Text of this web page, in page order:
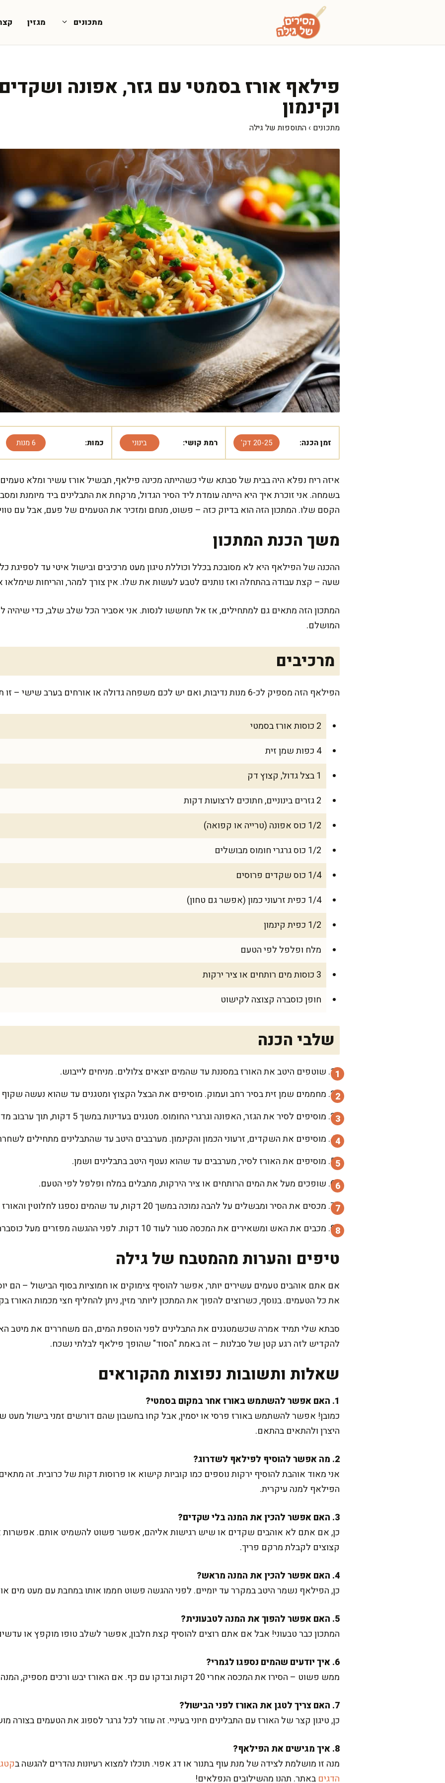
מתכונים מגזין
פילאף אורז בסמטי עם גזר, אפונה
וקינמון
מתכונים › התוספות של גילה
זמן הכנה: 20-25 דק' רמת קושי: בינוני כמות: 6 מנות
איזה ריח נפלא היה בבית של סבתא שלי כשהייתה מכינה פילאף, תבשיל אורז עשיר ומלא
בשמחה. אני זוכרת איך היא הייתה עומדת ליד הסיר הגדול, מרקחת את התבלינים ביד מיומנת
הקסם שלו. המתכון הזה הוא בדיוק כזה – פשוט, מנחם ומזכיר את הטעמים של פעם, אבל עם
משך הכנת המתכון
ההכנה של הפילאף היא לא מסובכת בכלל וכוללת טיגון מעט מרכיבים ובישול איטי עד לספיגת
שעה – קצת עבודה בהתחלה ואז נותנים לטבע לעשות את שלו. אין צורך למהר, והריחות
המתכון הזה מתאים גם למתחילים, אז אל תחששו לנסות. אני אסביר הכל שלב שלב, כדי שיהיה
המושלם.
מרכיבים
הפילאף הזה מספיק לכ-6 מנות נדיבות, ואם יש לכם משפחה גדולה או אורחים בערב שישי – זו תוספת מפנקת שתתאים לכולם.
2 כוסות אורז בסמטי
4 כפות שמן זית
1 בצל גדול, קצוץ דק
2 גזרים בינוניים, חתוכים לרצועות דקות
1/2 כוס אפונה (טרייה או קפואה)
1/2 כוס גרגרי חומוס מבושלים
1/4 כוס שקדים פרוסים
1/4 כפית זרעוני כמון (אפשר גם טחון)
1/2 כפית קינמון
מלח ופלפל לפי הטעם
3 כוסות מים רותחים או ציר ירקות
חופן כוסברה קצוצה לקישוט
שלבי הכנה
שוטפים היטב את האורז במסננת עד שהמים יוצאים צלולים. מניחים לייבוש.
מחממים שמן זית בסיר רחב ועמוק. מוסיפים את הבצל הקצוץ ומטגנים עד שהוא נעשה שקוף
מוסיפים לסיר את הגזר, האפונה וגרגרי החומוס. מטגנים בעדינות במשך 5 דקות, תוך ערבוב מדי פעם.
מוסיפים את השקדים, זרעוני הכמון והקינמון. מערבבים היטב עד שהתבלינים מתחילים
מוסיפים את האורז לסיר, מערבבים עד שהוא נעטף היטב בתבלינים ושמן.
שופכים מעל את המים הרותחים או ציר הירקות, מתבלים במלח ופלפל לפי הטעם.
מכסים את הסיר ומבשלים על להבה נמוכה במשך 20 דקות, עד שהמים נספגו לחלוטין והאורז רך ואוורירי.
מכבים את האש ומשאירים את המכסה סגור לעוד 10 דקות. לפני ההגשה מפזרים מעל כוסברה קצוצה.
טיפים והערות מהמטבח של גילה
אם אתם אוהבים טעמים עשירים יותר, אפשר להוסיף צימוקים או חמוציות בסוף הבישול – הם
את כל הטעמים. בנוסף, כשרוצים להפוך את המתכון ליותר מזין, ניתן להחליף חצי מכמות האורז
סבתא שלי תמיד אמרה שכשמטגנים את התבלינים לפני הוספת המים, הם משחררים את מיטב
להקדיש לזה רגע קטן של סבלנות – זה באמת "הסוד" שהופך פילאף לבלתי נשכח.
שאלות ותשובות נפוצות מהקוראים
1. האם אפשר להשתמש באורז אחר במקום בסמטי?
כמובן! אפשר להשתמש באורז פרסי או יסמין, אבל קחו בחשבון שהם דורשים זמני בישול מעט
היצרן ולהתאים בהתאם.
2. מה אפשר להוסיף לפילאף לשדרוג?
אני מאוד אוהבת להוסיף ירקות נוספים כמו קוביות קישוא או פרוסות דקות של כרובית. זה
הפילאף למנה עיקרית.
3. האם אפשר להכין את המנה בלי שקדים?
כן, אם אתם לא אוהבים שקדים או שיש רגישות אליהם, אפשר פשוט להשמיט אותם.
קצוצים לקבלת מרקם פריך.
4. האם אפשר להכין את המנה מראש?
כן, הפילאף נשמר היטב במקרר עד יומיים. לפני ההגשה פשוט חממו אותו במחבת עם מעט מים או
5. האם אפשר להפוך את המנה לטבעונית?
המתכון כבר טבעוני! אבל אם אתם רוצים להוסיף קצת חלבון, אפשר לשלב טופו מוקפץ או
6. איך יודעים שהמים נספגו לגמרי?
ממש פשוט – הסירו את המכסה אחרי 20 דקות ובדקו עם כף. אם האורז יבש ורכים מספיק, המנה מוכנה.
7. האם צריך לטגן את האורז לפני הבישול?
כן, טיגון קצר של האורז עם התבלינים חיוני בעיניי. זה עוזר לכל גרגר לספוג את הטעמים בצורה
8. איך מגישים את הפילאף?
מנה זו מושלמת לצידה של מנת עוף בתנור או דג אפוי. תוכלו למצוא רעיונות נהדרים להגשה ב
הדגים באתר. תהנו מהשילובים הנפלאים!